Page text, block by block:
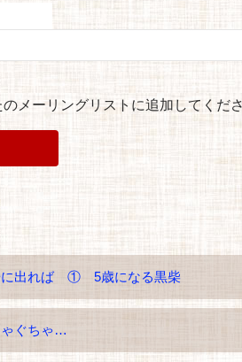
メーリングリストに追加してくだ
に出れば ① 5歳になる黒柴
ぐちゃ…